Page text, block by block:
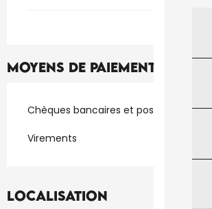
Moyens de paiement
Chèques bancaires et postaux
Virements
Localisation